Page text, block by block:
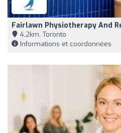
Fairlawn Physiotherapy And
4,2km, Toronto
Informations et coordonnées